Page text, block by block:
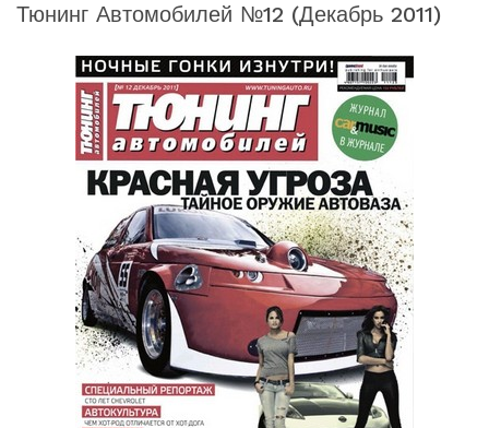
Тюнинг Автомобилей №12 (декабрь 2011)